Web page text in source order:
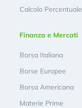
Calcolo Percentuale
Finanza e Mercati
Borsa Italiana
Borse Europee
Borsa Americana
Materie Prime